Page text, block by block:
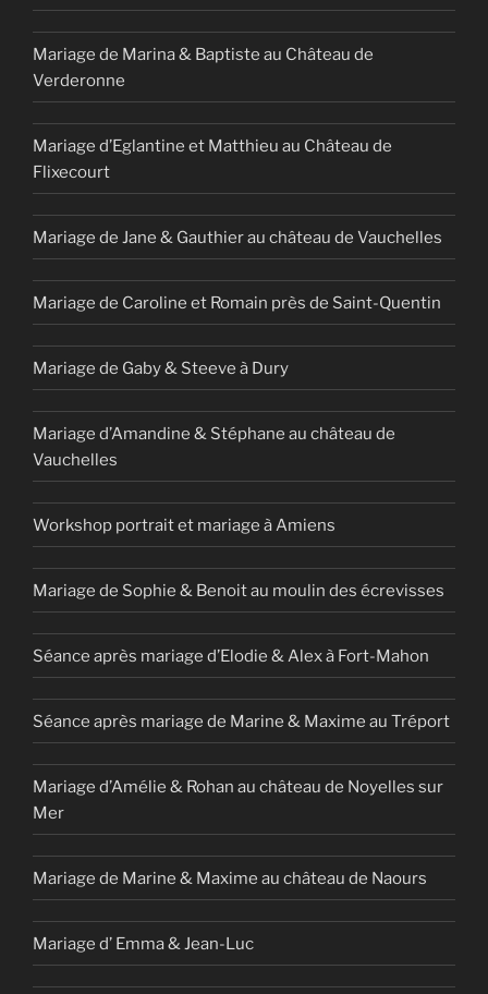
Mariage de Marina & Baptiste au Château de
Verderonne
Mariage d’Eglantine et Matthieu au Château de
Flixecourt
Mariage de Jane & Gauthier au château de Vauchelles
Mariage de Caroline et Romain près de Saint-Quentin
Mariage de Gaby & Steeve à Dury
Mariage d’Amandine & Stéphane au château de
Vauchelles
Workshop portrait et mariage à Amiens
Mariage de Sophie & Benoit au moulin des écrevisses
Séance après mariage d’Elodie & Alex à Fort-Mahon
Séance après mariage de Marine & Maxime au Tréport
Mariage d’Amélie & Rohan au château de Noyelles sur
Mer
Mariage de Marine & Maxime au château de Naours
Mariage d’ Emma & Jean-Luc